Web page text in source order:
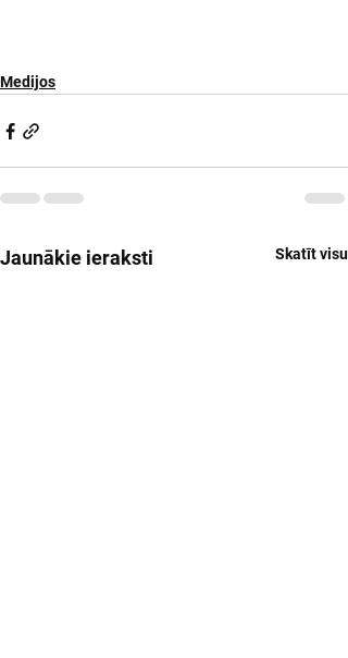
Medijos
Jaunākie ieraksti Skatīt visu